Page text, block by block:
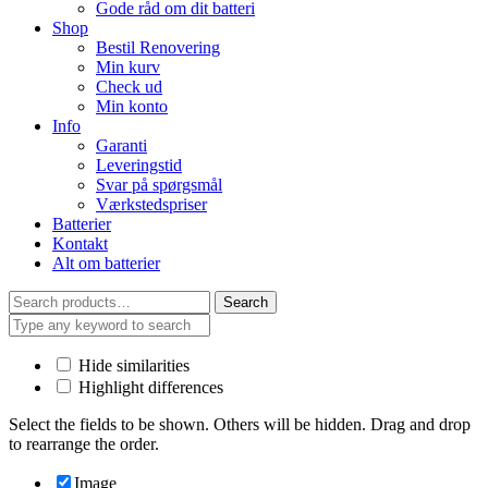
Gode råd om dit batteri
Shop
Bestil Renovering
Min kurv
Check ud
Min konto
Info
Garanti
Leveringstid
Svar på spørgsmål
Værkstedspriser
Batterier
Kontakt
Alt om batterier
Search
for:
Search
Hide similarities
Highlight differences
Select the fields to be shown. Others will be hidden. Drag and drop
to rearrange the order.
Image